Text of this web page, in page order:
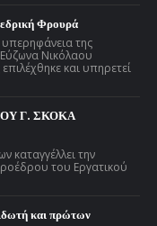
Φρουρά
υπερηφάνεια της
Εύζωνα Νικόλαου
και υπηρετεί
Γ. ΣΚΟΚΑ
καταγγέλλει την
του Εργατικού
και πρώτων